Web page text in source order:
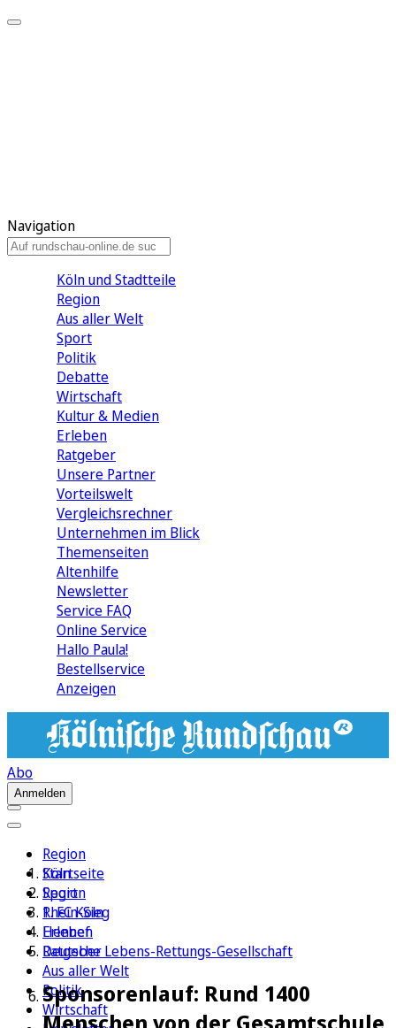
Navigation
Köln und Stadtteile
Region
Aus aller Welt
Sport
Politik
Debatte
Wirtschaft
Kultur & Medien
Erleben
Ratgeber
Unsere Partner
Vorteilswelt
Vergleichsrechner
Unternehmen im Blick
Themenseiten
Altenhilfe
Newsletter
Service FAQ
Online Service
Hallo Paula!
Bestellservice
Anzeigen
Abo
Anmelden
Region
Köln
Sport
1. FC Köln
Erleben
Ratgeber
Aus aller Welt
Politik
Wirtschaft
Startseite
Region
Rhein-Sieg
Hennef
Deutsche Lebens-Rettungs-Gesellschaft
Sponsorenlauf: Rund 1400
Menschen von der Gesamtschule